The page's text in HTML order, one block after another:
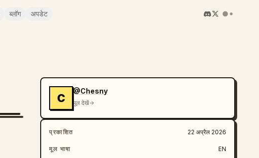
ब्लॉग अपडेट
C
@Chesny
मूल देखें
प्रकाशित 22 अप्रैल 2026
मूल भाषा EN